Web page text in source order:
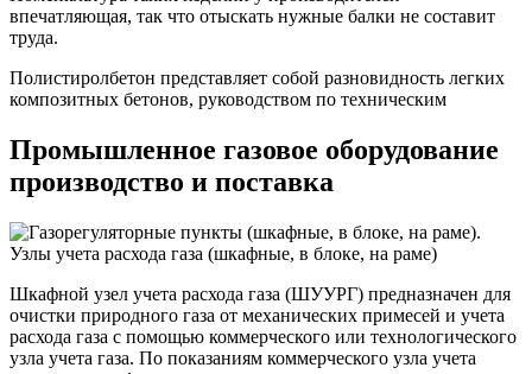
впечатляющая, так что отыскать нужные балки не составит
труда.
Полистиролбетон представляет собой разновидность легких
композитных бетонов, руководством по техническим
Промышленное газовое оборудование
производство и поставка
Шкафной узел учета расхода газа (ШУУРГ) предназначен для
очистки природного газа от механических примесей и учета
расхода газа с помощью коммерческого или технологического
узла учета газа. По показаниям коммерческого узла учета